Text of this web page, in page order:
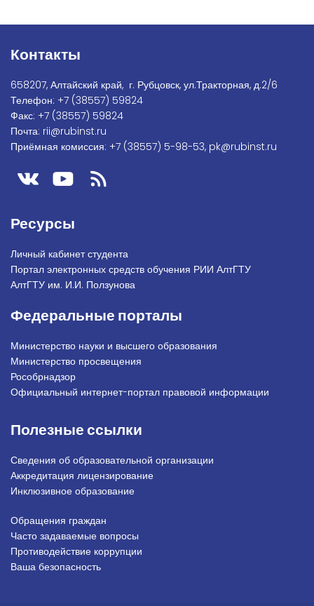
Контакты
658207, Алтайский край, г. Рубцовск, ул.Тракторная, д.2/6
Телефон: +7 (38557) 59824
Факс: +7 (38557) 59824
Почта: rii@rubinst.ru
Приёмная комиссия: +7 (38557) 5-98-53, pk@rubinst.ru
Ресурсы
Личный кабинет студента
Портал электронных средств обучения РИИ АлтГТУ
АлтГТУ им. И.И. Ползунова
Федеральные порталы
Министерство науки и высшего образования
Министерство просвещения
Рособрнадзор
Официальный интернет-портал правовой информации
Полезные ссылки
Сведения об образовательной организации
Аккредитация лицензирование
Инклюзивное образование
Подвал_право
Обращения граждан
Часто задаваемые вопросы
Противодействие коррупции
Ваша безопасность